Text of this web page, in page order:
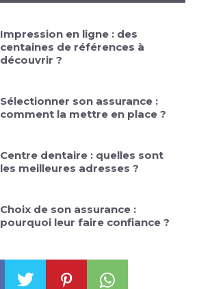
Impression en ligne : des
centaines de références à
découvrir ?
Sélectionner son assurance :
comment la mettre en place ?
Centre dentaire : quelles sont
les meilleures adresses ?
Choix de son assurance :
pourquoi leur faire confiance ?